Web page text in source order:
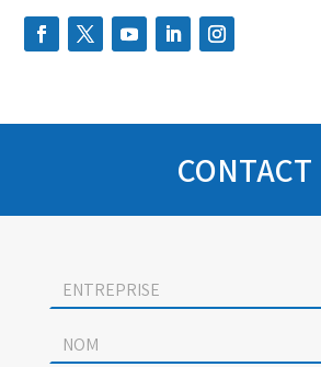
CONTACT
Socage
contact